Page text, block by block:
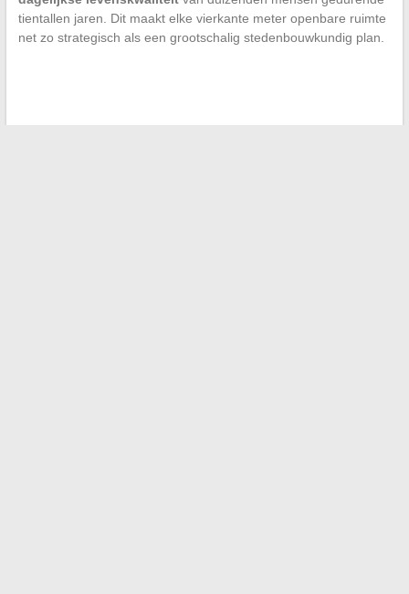
tientallen jaren. Dit maakt elke vierkante meter openbare ruimte
net zo strategisch als een grootschalig stedenbouwkundig plan.